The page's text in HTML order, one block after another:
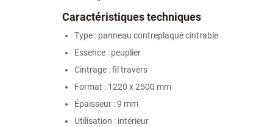
Caractéristiques techniques
Type : panneau contreplaqué cintrable
Essence : peuplier
Cintrage : fil travers
Format : 1220 x 2500 mm
Épaisseur : 9 mm
Utilisation : intérieur